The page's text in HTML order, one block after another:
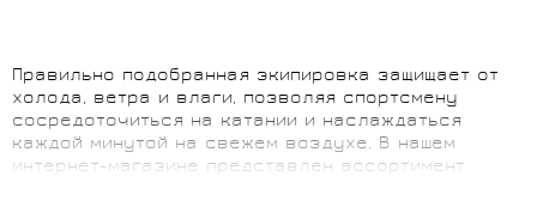
Правильно подобранная экипировка защищает от
холода, ветра и влаги, позволяя спортсмену
сосредоточиться на катании и наслаждаться
каждой минутой на свежем воздухе. В нашем
интернет-магазине представлен ассортимент